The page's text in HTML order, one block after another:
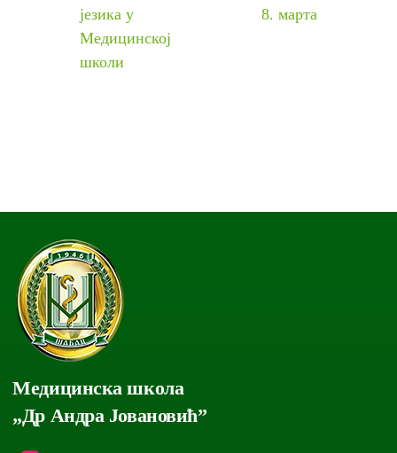
језика у
Медицинској
школи
8. марта
Медицинска школа
„Др Андра Јовановић”